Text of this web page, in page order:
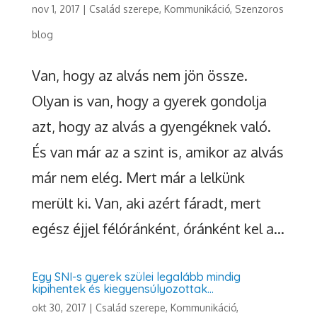
nov 1, 2017 | Család szerepe, Kommunikáció, Szenzoros
blog
Van, hogy az alvás nem jön össze.
Olyan is van, hogy a gyerek gondolja
azt, hogy az alvás a gyengéknek való.
És van már az a szint is, amikor az alvás
már nem elég. Mert már a lelkünk
merült ki. Van, aki azért fáradt, mert
egész éjjel félóránként, óránként kel a...
Egy SNI-s gyerek szülei legalább mindig
kipihentek és kiegyensúlyozottak…
okt 30, 2017 | Család szerepe, Kommunikáció,